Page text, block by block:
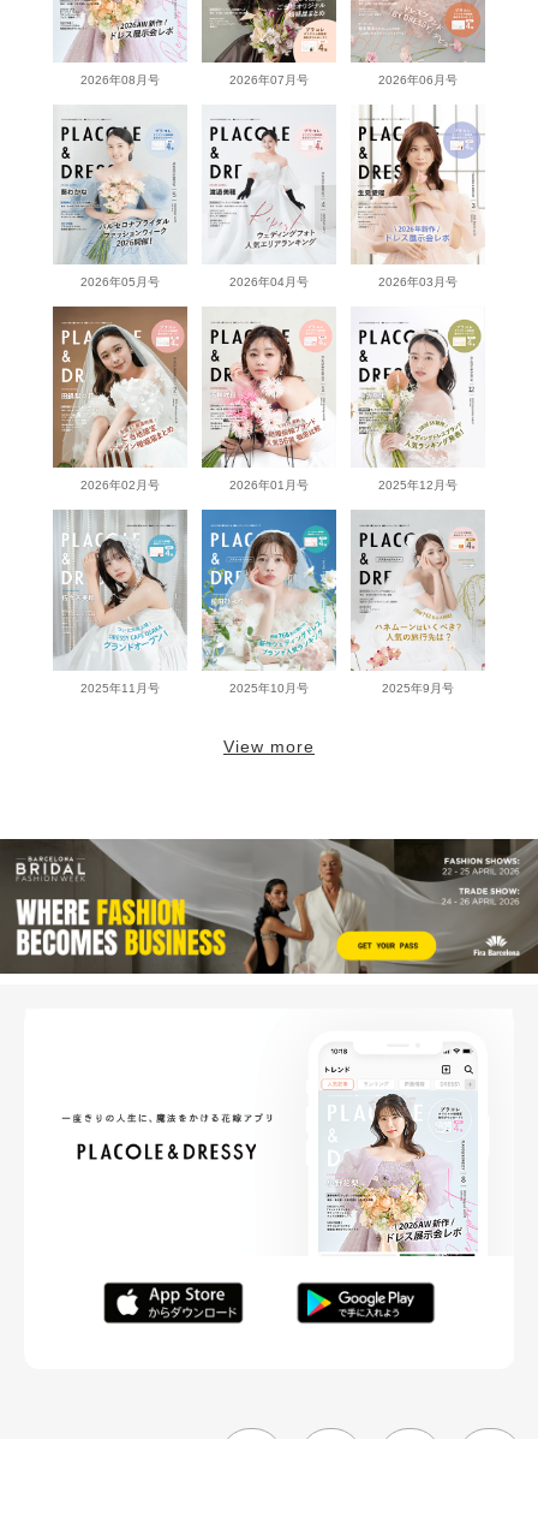
2026年08月号 2026年07月号 2026年06月号
2026年05月号 2026年04月号 2026年03月号
2026年02月号 2026年01月号 2025年12月号
2025年11月号 2025年10月号 2025年9月号
View more